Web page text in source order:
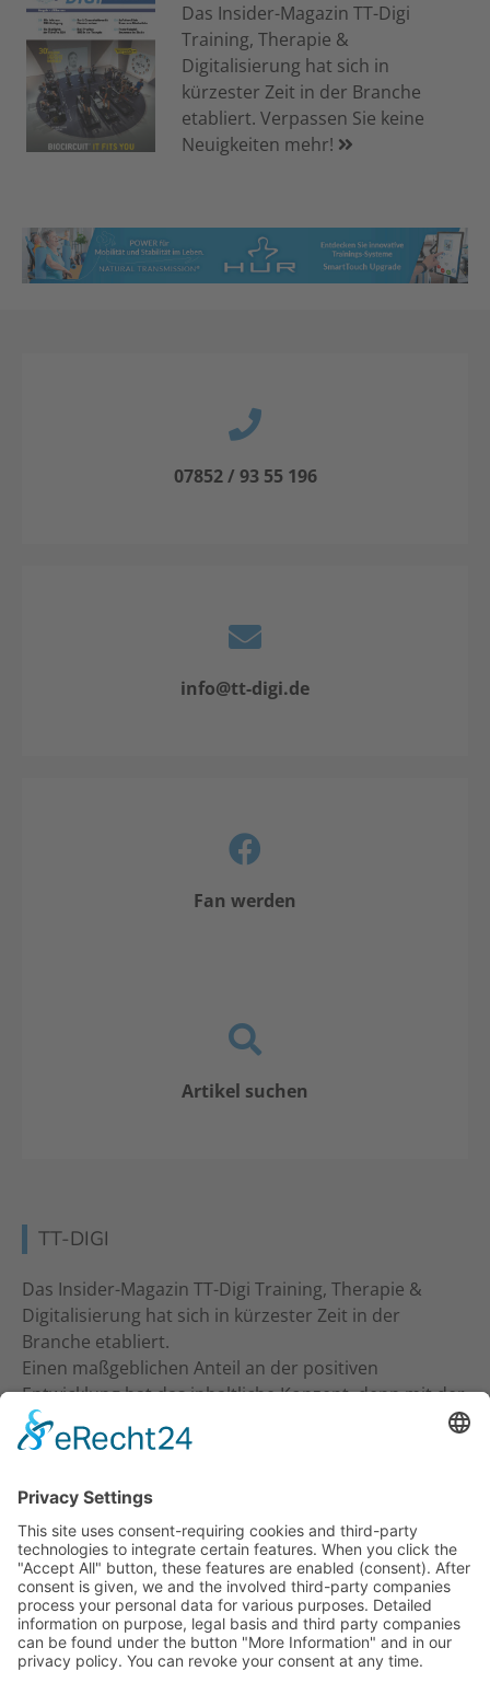
Das Insider-Magazin TT-Digi
Training, Therapie &
Digitalisierung hat sich in
kürzester Zeit in der Branche
etabliert. Verpassen Sie keine
Neuigkeiten mehr!
07852 / 93 55 196
info@tt-digi.de
Fan werden
Artikel suchen
TT-DIGI
Das Insider-Magazin TT-Digi Training, Therapie &
Digitalisierung hat sich in kürzester Zeit in der
Branche etabliert.
Einen maßgeblichen Anteil an der positiven
Entwicklung hat das inhaltliche Konzept, denn mit der
inhaltlichen Ansprache an Studio-Inhaber, Trainer &
Therapeuten wurde ein neuer Standard gesetzt. Ein
KONTAKT
Verlag für Prävention & Gesundheit GmbH
Waldseestraße 27
77731 Willstätt
Telefon: 07852 / 93 55 196